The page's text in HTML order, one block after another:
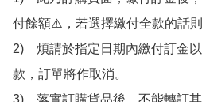
付餘額⚠️，若選擇繳付全款的話則
2)　煩請於指定日期內繳付訂金
款，訂單將作取消。